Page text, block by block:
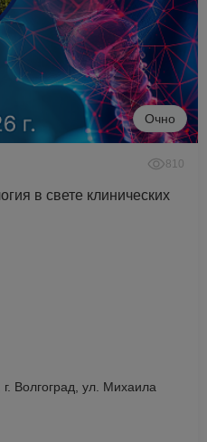
Очно
810
в свете клинических
Волгоград, ул. Михаила